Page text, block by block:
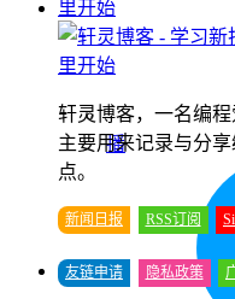
播
轩灵博客，一名编
主要用来记录与分
点。
新闻日报 RSS订阅
友链申请 隐私政策